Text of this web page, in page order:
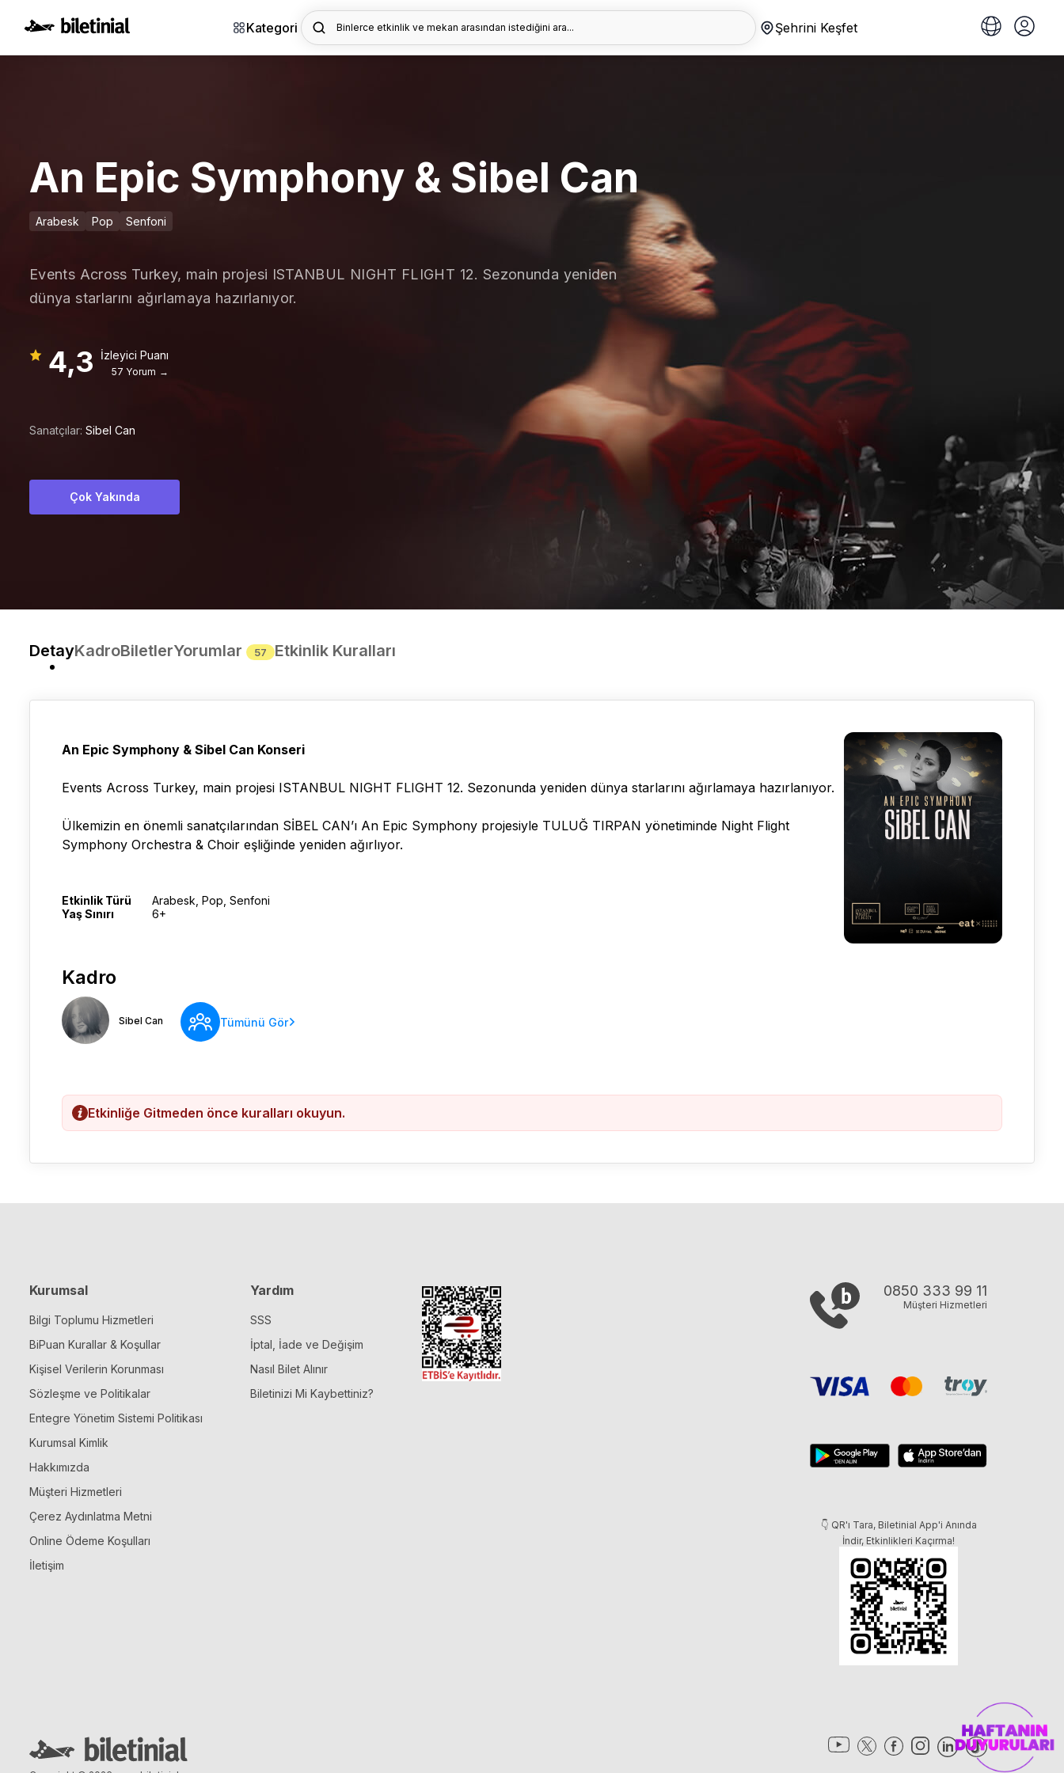
Kategori Binlerce etkinlik ve mekan arasından istediğini ara... Şehrini Keşfet
An Epic Symphony & Sibel Can
Arabesk Pop Senfoni
Events Across Turkey, main projesi ISTANBUL NIGHT FLIGHT 12. Sezonunda yeniden
dünya starlarını ağırlamaya hazırlanıyor.
4,3 İzleyici Puanı
57 Yorum →
Sanatçılar: Sibel Can
Çok Yakında
DetayKadroBiletlerYorumlar 57 Etkinlik Kuralları
An Epic Symphony & Sibel Can Konseri
Events Across Turkey, main projesi ISTANBUL NIGHT FLIGHT 12. Sezonunda yeniden dünya starlarını ağırlamaya hazırlanıyor.
Ülkemizin en önemli sanatçılarından SİBEL CAN’ı An Epic Symphony projesiyle TULUĞ TIRPAN yönetiminde Night Flight
Symphony Orchestra & Choir eşliğinde yeniden ağırlıyor.
Etkinlik Türü
Arabesk, Pop, Senfoni
Yaş Sınırı
6+
Kadro
Sibel Can Tümünü Gör
Etkinliğe Gitmeden önce kuralları okuyun.
Kurumsal
Bilgi Toplumu Hizmetleri
BiPuan Kurallar & Koşullar
Kişisel Verilerin Korunması
Sözleşme ve Politikalar
Entegre Yönetim Sistemi Politikası
Kurumsal Kimlik
Hakkımızda
Müşteri Hizmetleri
Çerez Aydınlatma Metni
Online Ödeme Koşulları
İletişim
Yardım
SSS
İptal, İade ve Değişim
Nasıl Bilet Alınır
Biletinizi Mi Kaybettiniz?
0850 333 99 11
Müşteri Hizmetleri
👇 QR'ı Tara, Biletinial App'i Anında
İndir, Etkinlikleri Kaçırma!